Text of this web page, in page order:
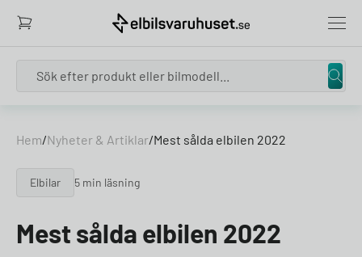
Hem/Nyheter & Artiklar/Mest sålda elbilen 2022
Elbilar 5 min läsning
Mest sålda elbilen 2022